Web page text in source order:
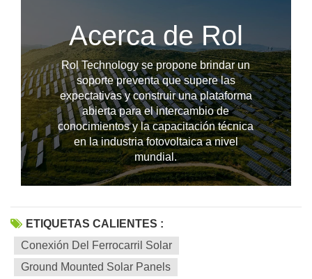
Acerca de Rol
Rol Technology se propone brindar un
soporte preventa que supere las
expectativas y construir una plataforma
abierta para el intercambio de
conocimientos y la capacitación técnica
en la industria fotovoltaica a nivel
mundial.
--------------占位---------------
ETIQUETAS CALIENTES :
Conexión Del Ferrocarril Solar
Ground Mounted Solar Panels